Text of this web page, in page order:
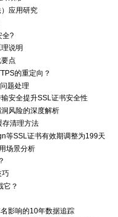
应用研究
全?
说明
点
的重定向？
题处理
安全提升SSL证书安全性
风险的深度解析
存清理方法
等SSL证书有效期调整为199天
场景分析
巧
它？
影响的10年数据追踪